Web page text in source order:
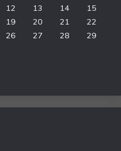
12 13 14
15
19 20 21
22
26 27 28
29